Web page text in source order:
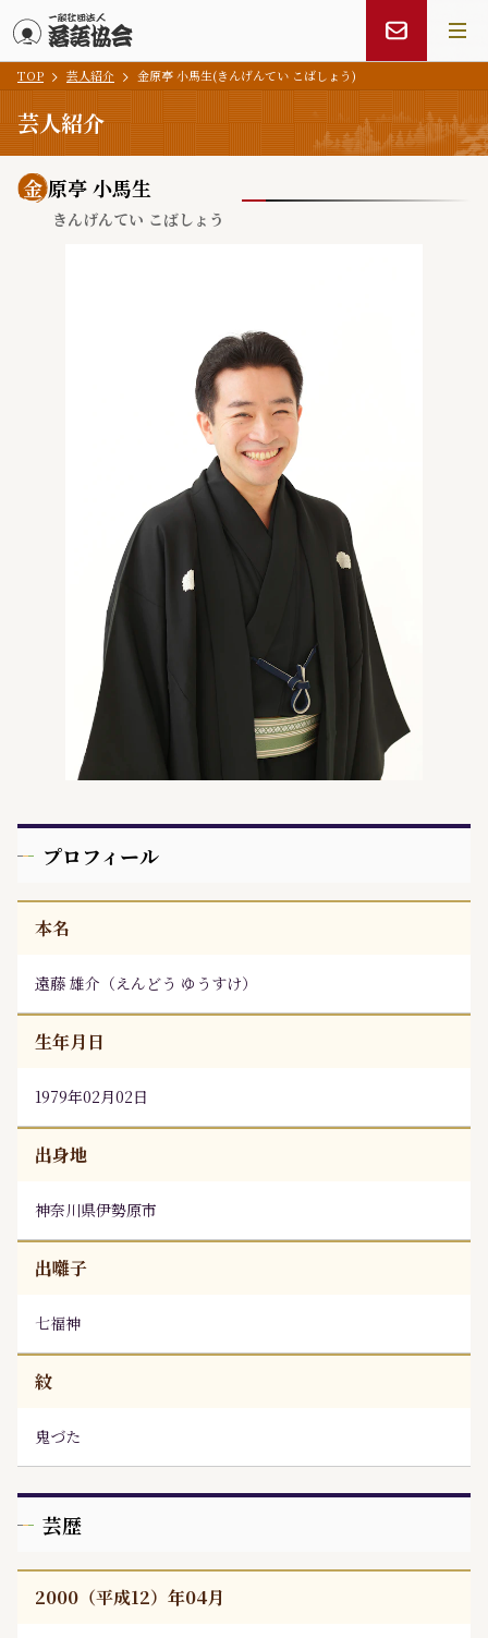
メインコンテンツにスキップ
TOP 芸人紹介 金原亭 小馬生(きんげんてい こばしょう)
芸人紹介
金 原亭 小馬生
きんげんてい こばしょう
プロフィール
本名
遠藤 雄介 （えんどう ゆうすけ）
生年月日
1979年02月02日
出身地
神奈川県伊勢原市
出囃子
七福神
紋
鬼づた
芸歴
2000（平成12）年04月